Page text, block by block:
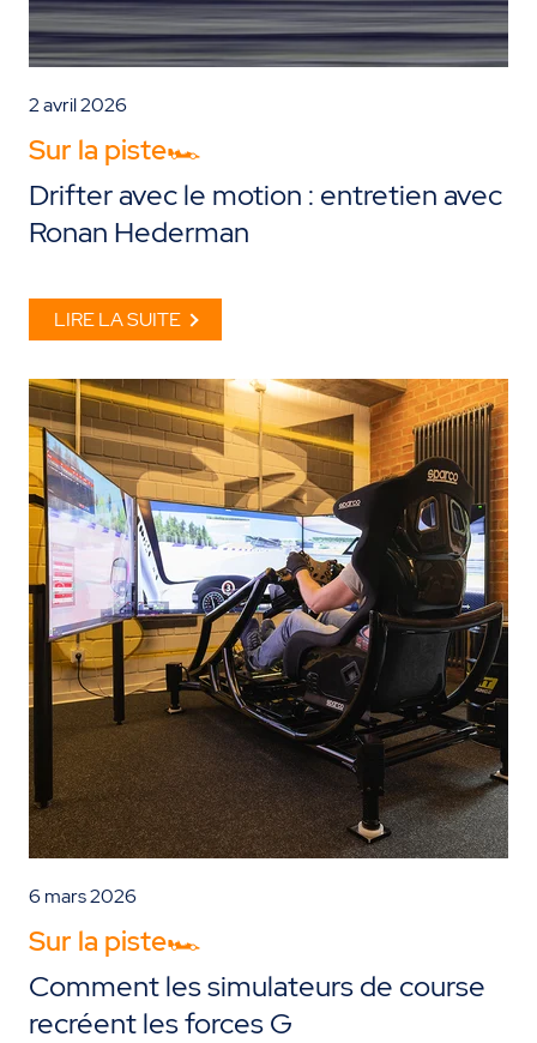
2 avril 2026
Sur la piste🏎️
Drifter avec le motion : entretien avec
Ronan Hederman
LIRE LA SUITE
6 mars 2026
Sur la piste🏎️
Comment les simulateurs de course
recréent les forces G